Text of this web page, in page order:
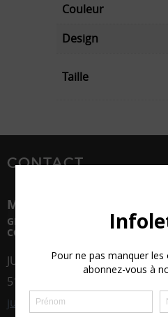
Couleur
Design
Taille
CONTACT
MIDI HUIT
GÉRANCE, AGENT DE SPECTACLES
CORPORATIFS ET FESTIVALS
JULIE LACROIX
514 268-7894
julie@midihuit.ca